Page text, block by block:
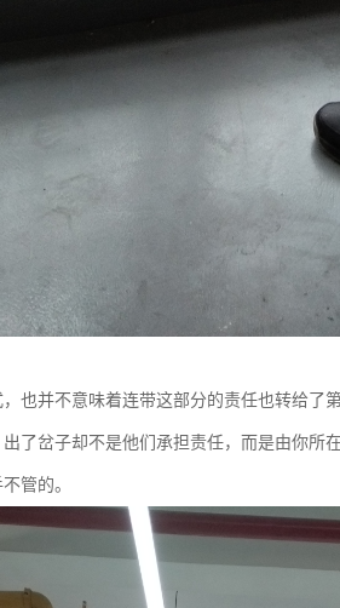
也并不意味着连带这部分的责任也转给了
了岔子却不是他们承担责任，而是由你所
管的。